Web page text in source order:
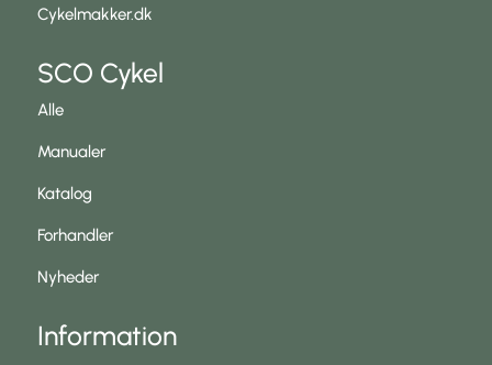
Cykelmakker.dk
SCO Cykel
Alle
Manualer
Katalog
Forhandler
Nyheder
Information